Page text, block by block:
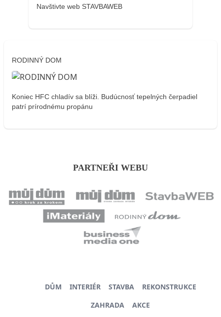
Navštivte web STAVBAWEB
RODINNÝ DOM
Koniec HFC chladív sa blíži. Budúcnosť tepelných čerpadiel
patrí prírodnému propánu
PARTNEŘI WEBU
DŮM INTERIÉR STAVBA
REKONSTRUKCE
ZAHRADA
AKCE